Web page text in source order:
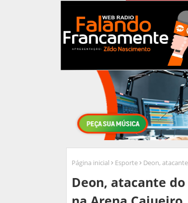
Página inicial Esporte Deon,
Deon, atacante